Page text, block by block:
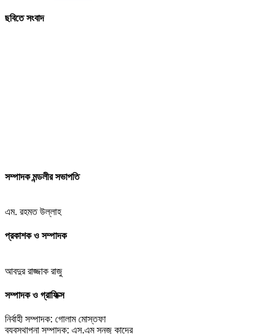
ছবিতে সংবাদ
সম্পাদক মন্ডলীর সভাপতি
এম. রহমত উল্লাহ
প্রকাশক ও সম্পাদক
আবদুর রাজ্জাক রাজু
সম্পাদক ও গ্রাফিক্স
নির্বাহী সম্পাদক: গোলাম মোস্তফা
ব্যবস্থাপনা সম্পাদক: এস.এম সনজু কাদের